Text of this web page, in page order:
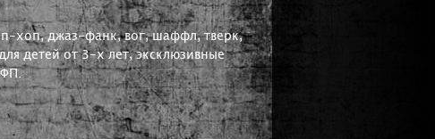
хоп, джаз-фанк, вог, шаффл, тверк,
детей от 3-х лет, эксклюзивные